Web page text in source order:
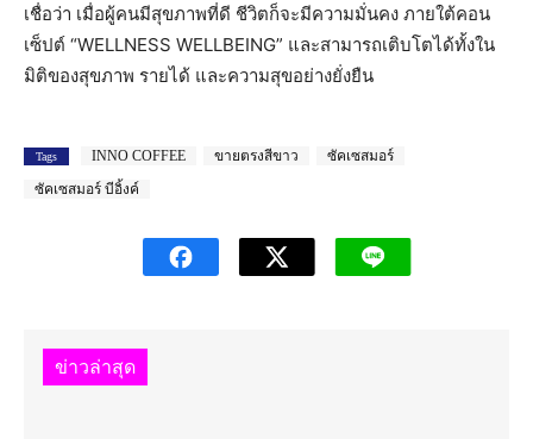
เชื่อว่า เมื่อผู้คนมีสุขภาพที่ดี ชีวิตก็จะมีความมั่นคง ภายใต้คอน
เซ็ปต์ “WELLNESS WELLBEING” และสามารถเติบโตได้ทั้งใน
มิติของสุขภาพ รายได้ และความสุขอย่างยั่งยืน
Tags INNO COFFEE ขายตรงสีขาว
ซัคเซสมอร์
ซัคเซสมอร์ บีอิ้งค์
ข่าวล่าสุด